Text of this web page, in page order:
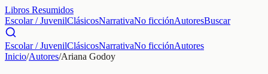
Libros Resumidos
Escolar / JuvenilClásicosNarrativaNo ficciónAutoresBuscar
Escolar / JuvenilClásicosNarrativaNo ficciónAutores
Inicio/Autores/Ariana Godoy